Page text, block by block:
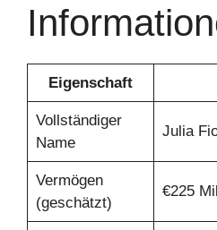
Eigenschaft
Vollständiger
Name
Julia
Vermögen
(geschätzt)
€225